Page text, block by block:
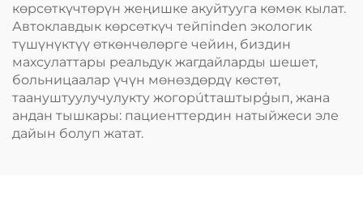
көрсөткүчтөрүн жеңишке акуйтууга көмөк кылат.
Автоклавдык көрсөткүч тейпinden экологик
түшүнүктүү өткөнчөлөрге чейин, биздин
махсулаттары реальдук жагдайларды шешет,
больницаалар үчүн мөнөздөрдү көстөт,
таануштуулучулукту жогорútташтырģып, жана
андан тышкары: пациенттердин натыйжеси эле
дайын болуп жатат.